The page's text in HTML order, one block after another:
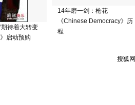
待着大转变
启动预购
14年磨一剑：枪花
《Chinese Democracy》历
程